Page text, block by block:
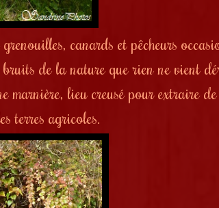
canards et pêcheurs
de la nature que rien ne vient
lieu creusé pour extraire
terres agricoles.